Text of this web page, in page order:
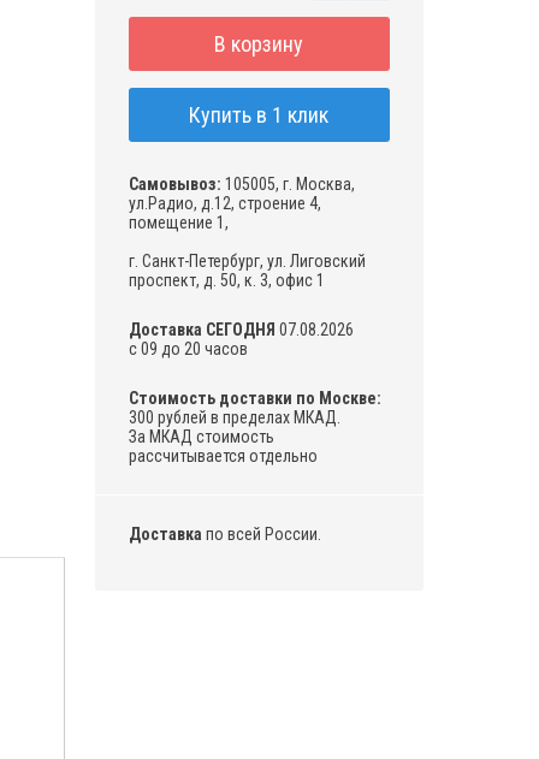
В корзину
Купить в 1 клик
Самовывоз: 105005, г. Москва,
ул.Радио, д.12, строение 4,
помещение 1,
г. Санкт-Петербург, ул. Лиговский
проспект, д. 50, к. 3, офис 1
Доставка СЕГОДНЯ 07.08.2026
с 09 до 20 часов
Стоимость доставки по Москве:
300 рублей в пределах МКАД.
За МКАД стоимость
рассчитывается отдельно
Доставка по всей России.